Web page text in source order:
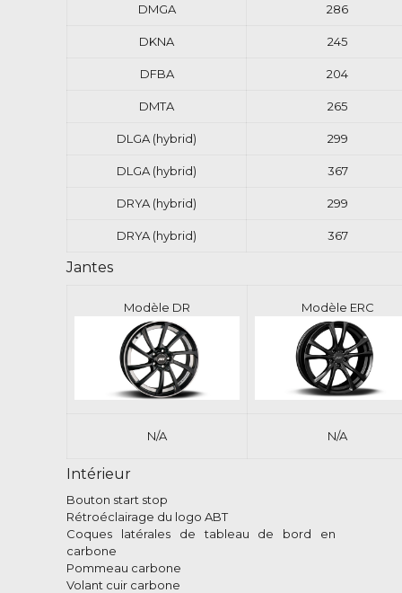
DMGA 286
DKNA 245
DFBA 204
DMTA 265
DLGA (hybrid) 299
DLGA (hybrid) 367
DRYA (hybrid) 299
DRYA (hybrid) 367
Jantes
Modèle DR Modèle ERC
N/A N/A
Intérieur
Bouton start stop
Rétroéclairage du logo ABT
Coques latérales de tableau de bord en
carbone
Pommeau carbone
Volant cuir carbone